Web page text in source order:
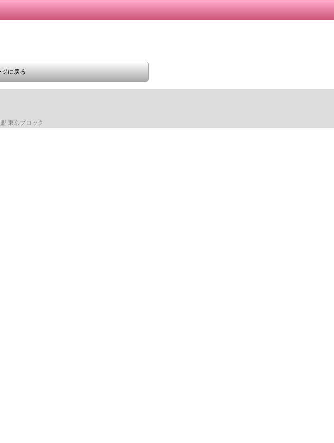
ジに戻る
東京ブロック